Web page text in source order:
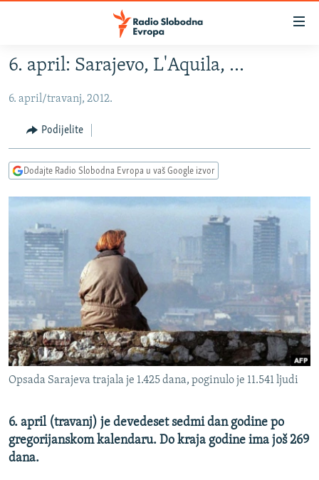
Pređite
na
glavni
Pređite
na
glavnu
navigaciju
Pređite
pretragu
VIJESTI
BOSNA I HERCEGOVINA
SRBIJA
KOSOVO
CRNA GORA
VIZUELNO
VIDEO
FOTOGALERIJE
INFOGRAFIKE
PODCASTI
RAT U UKRAJINI
KINA NA BALKANU
RSE PRIČE IZ SVIJETA
ISPRIČAJ MI
DNEVNO@RSE
SPECIJALI RSE
GENOCID U SREBRENICI
POPLAVE I KLIZIŠTA U BIH 2024.
PRATITE NAS
6. april: Sarajevo, L'Aquila, ...
6. april/travanj, 2012.
Podijelite
Dodajte Radio Slobodna Evropa u vaš Google izvor
Opsada Sarajeva trajala je 1.425 dana, poginulo je 11.541 ljudi
6. april (travanj) je devedeset sedmi dan godine po
gregorijanskom kalendaru. Do kraja godine ima još 269
dana.